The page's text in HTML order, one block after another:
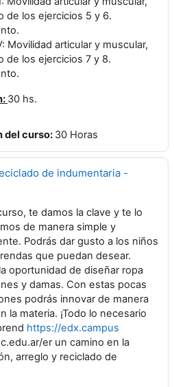
de los ejercicios 5 y 6.
Movilidad articular y muscular,
de los ejercicios 7 y 8.
30 hs.
del curso: 30 Horas
de indumentaria -
te damos la clave y te lo
de manera simple y
Podrás dar gusto a los niños
que puedan desear.
oportunidad de diseñar ropa
y damas. Con estas pocas
podrás innovar de manera
la materia. ¡Todo lo necesario
https://edx.campus
er un camino en la
arreglo y reciclado de